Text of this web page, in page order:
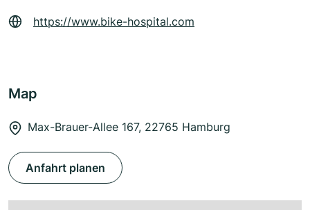
https://www.bike-hospital.com
Map
Max-Brauer-Allee 167, 22765 Hamburg
Anfahrt planen